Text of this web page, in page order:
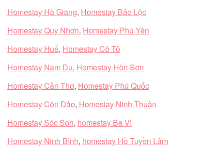
Homestay Hà Giang, Homestay Bảo Lộc
Homestay Quy Nhơn, Homestay Phú Yên
Homestay Huế, Homestay Cô Tô
Homestay Nam Du, Homestay Hòn Sơn
Homestay Cần Thơ, Homestay Phú Quốc
Homestay Côn Đảo, Homestay Ninh Thuận
Homestay Sóc Sơn, homestay Ba Vì
Homestay Ninh Bình, homestay Hồ Tuyền Lâm